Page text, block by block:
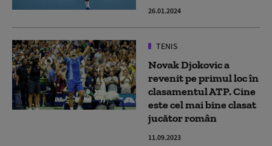
26.01.2024
TENIS
Novak Djokovic a
revenit pe primul loc în
clasamentul ATP. Cine
este cel mai bine clasat
jucător român
11.09.2023